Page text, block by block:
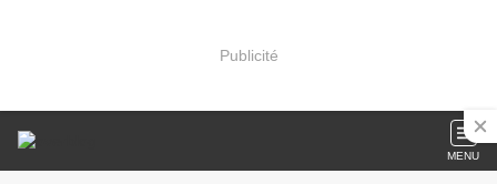
Publicité
MENU